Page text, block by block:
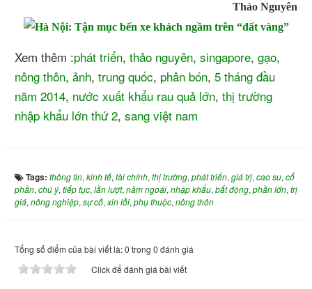
Thảo Nguyên
Xem thêm :phát triển, thảo nguyên, singapore, gạo,
nông thôn, ảnh, trung quốc, phân bón, 5 tháng đầu
năm 2014, nước xuất khẩu rau quả lớn, thị trường
nhập khẩu lớn thứ 2, sang việt nam
Tags: thông tin, kinh tế, tài chính, thị trường, phát triển, giá trị, cao su, cổ
phần, chú ý, tiếp tục, lần lượt, năm ngoái, nhập khẩu, bất động, phần lớn, trị
giá, nông nghiệp, sự cố, xin lỗi, phụ thuộc, nông thôn
Tổng số điểm của bài viết là: 0 trong 0 đánh giá
Click để đánh giá bài viết